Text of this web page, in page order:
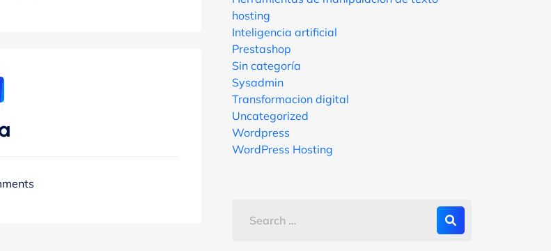
hosting
Inteligencia artificial
Prestashop
Sin categoría
Sysadmin
Transformacion digital
Uncategorized
Wordpress
WordPress Hosting